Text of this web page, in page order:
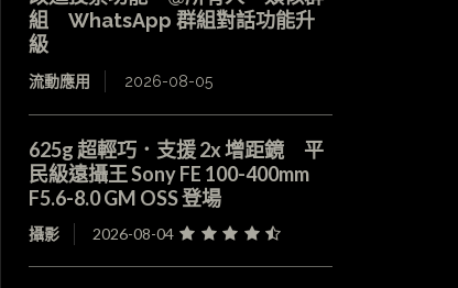
組 WhatsApp 群組對話功能升
級
流動應用 2026-08-05
625g 超輕巧．支援 2x 增距鏡 平
民級遠攝王 Sony FE 100-400mm
F5.6-8.0 GM OSS 登場
攝影 2026-08-04